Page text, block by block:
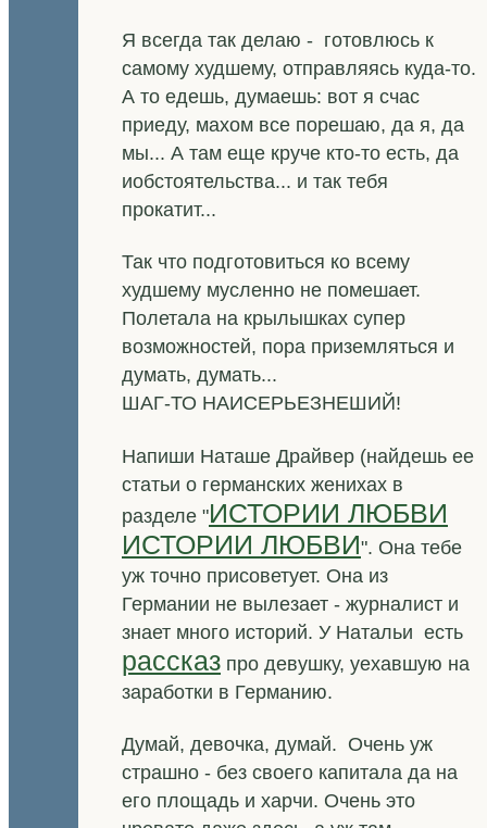
Я всегда так делаю - готовлюсь к
самому худшему, отправляясь куда-то.
А то едешь, думаешь: вот я счас
приеду, махом все порешаю, да я, да
мы... А там еще круче кто-то есть, да
иобстоятельства... и так тебя
прокатит...
Так что подготовиться ко всему
худшему мусленно не помешает.
Полетала на крылышках супер
возможностей, пора приземляться и
думать, думать...
ШАГ-ТО НАИСЕРЬЕЗНЕШИЙ!
Напиши Наташе Драйвер (найдешь ее
статьи о германских женихах в
разделе "ИСТОРИИ ЛЮБВИ
ИСТОРИИ ЛЮБВИ". Она тебе
уж точно присоветует. Она из
Германии не вылезает - журналист и
знает много историй. У Натальи есть
рассказ про девушку, уехавшую на
заработки в Германию.
Думай, девочка, думай. Очень уж
страшно - без своего капитала да на
его площадь и харчи. Очень это